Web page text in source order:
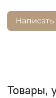
Товары,